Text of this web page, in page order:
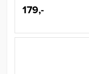
179,-